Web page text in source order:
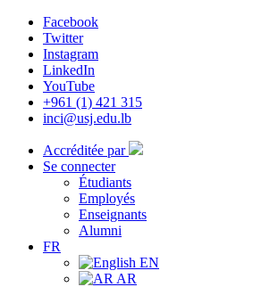
Facebook
Twitter
Instagram
LinkedIn
YouTube
+961 (1) 421 315
inci@usj.edu.lb
Accréditée par
Se connecter
Étudiants
Employés
Enseignants
Alumni
FR
EN
AR